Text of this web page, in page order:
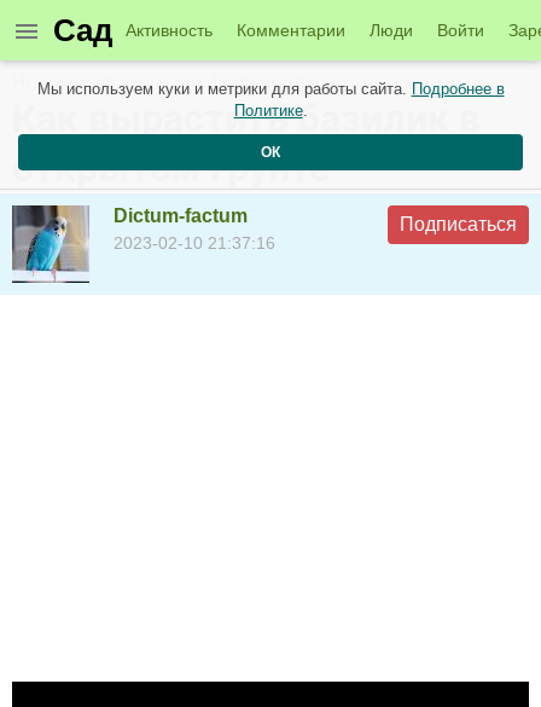
Сад Активность Комментарии Люди Войти
Новые материалы от 11 февраля
Как вырастить базилик в
открытом грунте
Dictum-factum
2023-02-10 21:37:16
Подписаться
Мы используем куки и метрики для работы сайта. Подробнее в
Политике.
ОК